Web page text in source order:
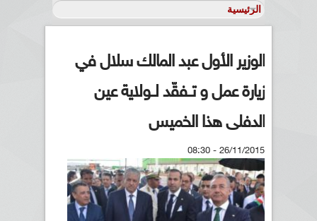
الوزير الأول عبد المالك سلال في
زيارة عمل و تــفقّد لــولاية عين
الدفلى هذا الخميس
26/11/2015 - 08:30